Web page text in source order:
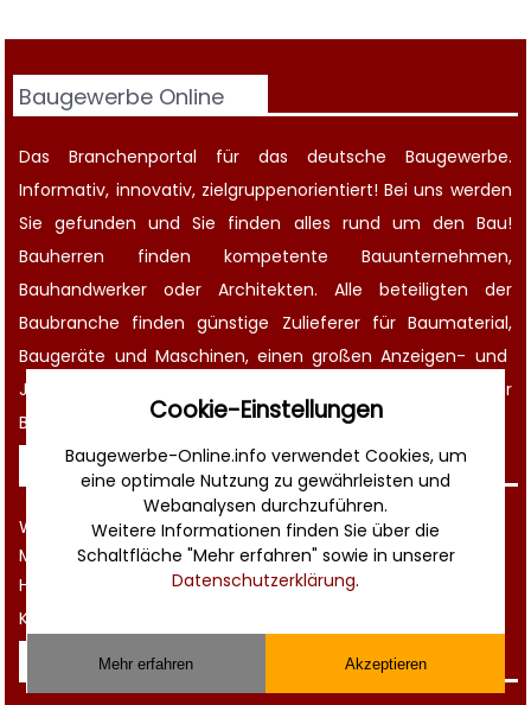
Baugewerbe Online
Das Branchenportal für das deutsche Baugewerbe.
Informativ, innovativ, zielgruppenorientiert! Bei uns werden
Sie gefunden und Sie finden alles rund um den Bau!
Bauherren finden kompetente Bauunternehmen,
Bauhandwerker oder Architekten. Alle beteiligten der
Baubranche finden günstige Zulieferer für Baumaterial,
Baugeräte und Maschinen, einen großenAnzeigen- und
Jobmarkt
News aus der
Bauwirtschaft
und noch vieles mehr!
Sonstiges
Werbung
Musterverträge und Vorlagen
Hilfe
Kontakt
Rechtliches
Cookie-Einstellungen
Baugewerbe-Online.info verwendet Cookies, um
eine optimale Nutzung zu gewährleisten und
Webanalysen durchzuführen.
Weitere Informationen finden Sie über die
Schaltfläche "Mehr erfahren" sowie in unserer
Datenschutzerklärung.
Mehr erfahren Akzeptieren